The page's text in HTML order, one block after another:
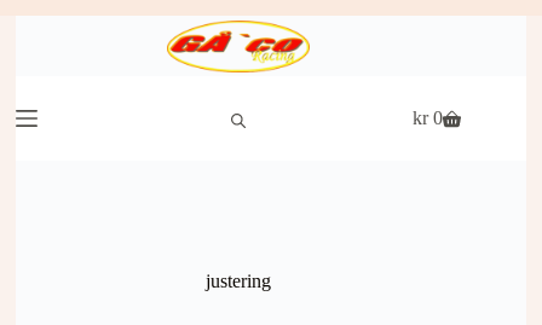
Handlekurv
kr0
justering